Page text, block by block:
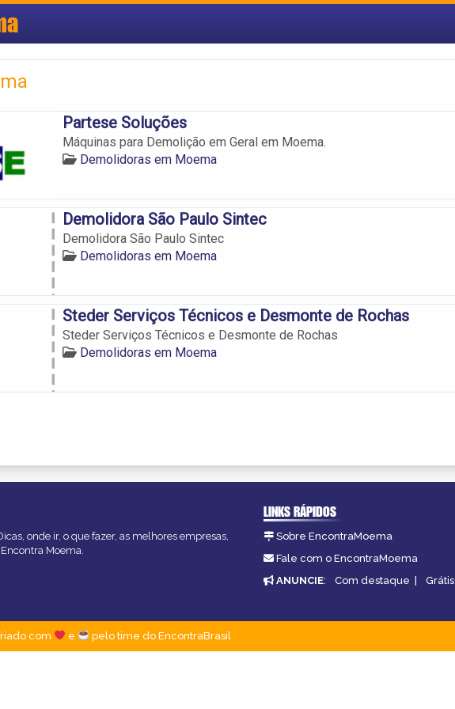
Partese Soluções
Máquinas para Demolição em Geral em Moema.
Demolidoras em Moema
Demolidora São Paulo Sintec
Demolidora São Paulo Sintec
Demolidoras em Moema
Steder Serviços Técnicos e Desmonte de Rochas
Steder Serviços Técnicos e Desmonte de Rochas
Demolidoras em Moema
onde ir, o que fazer, as melhores empresas,
Moema.
LINKS RÁPIDOS
Sobre EncontraMoema
Fale com o EncontraMoema
ANUNCIE: Com destaque | Grátis
com e pelo time do EncontraBrasil